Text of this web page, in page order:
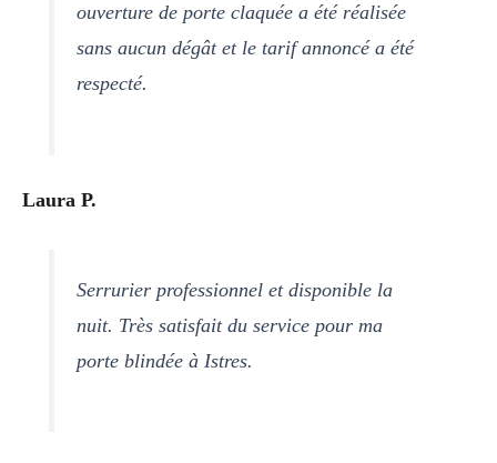
ouverture de porte claquée a été réalisée
sans aucun dégât et le tarif annoncé a été
respecté.
Laura P.
Serrurier professionnel et disponible la
nuit. Très satisfait du service pour ma
porte blindée à Istres.